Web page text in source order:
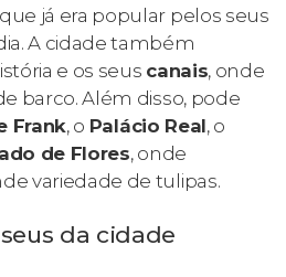
já era popular pelos seus
A cidade também
e os seus canais, onde
barco. Além disso, pode
Frank, o Palácio Real, o
de Flores, onde
variedade de tulipas.
da cidade